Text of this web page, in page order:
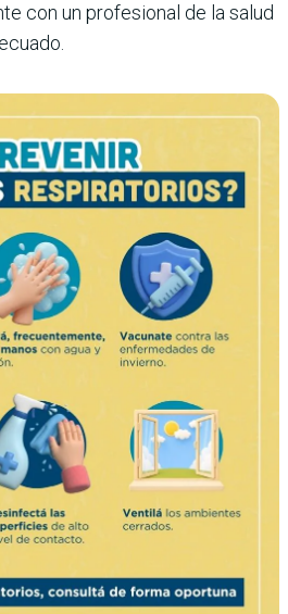
con un profesional de la salud